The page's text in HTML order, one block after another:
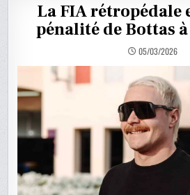
La FIA rétropédale
pénalité de Bottas
05/03/2026